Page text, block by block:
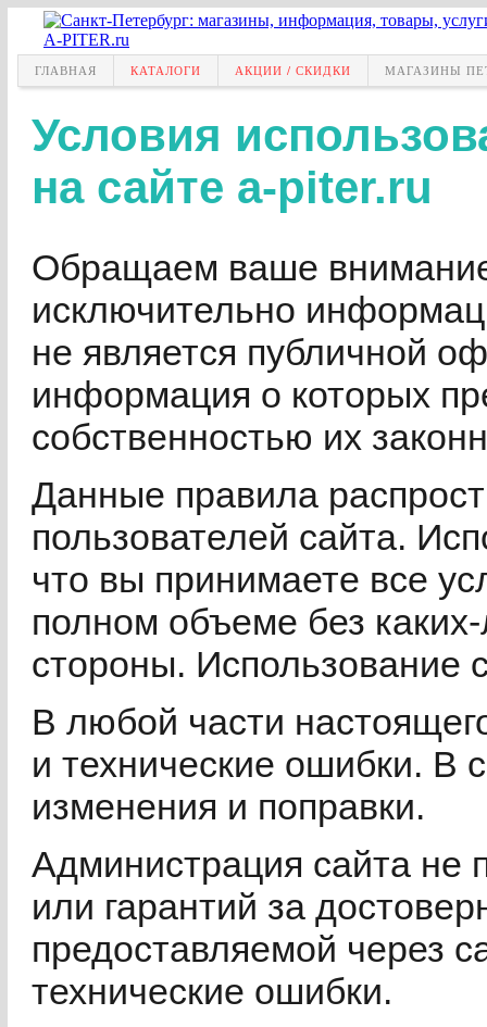
ГЛАВНАЯ КАТАЛОГИ АКЦИИ / СКИДКИ МАГАЗИНЫ
Условия
на сайте a-piter.ru
Обращаем ваше
исключительно
не является публичной
информация о которых
собственностью их
Данные правила
пользователей сайта.
что вы принимаете все
полном объеме без
стороны. Использование
В любой части
и технические ошибки. В
изменения и поправки.
Администрация сайта не
или гарантий за
предоставляемой через
технические ошибки.